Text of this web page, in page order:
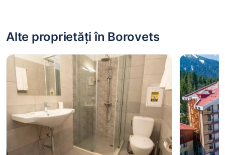
Alte proprietăți în Borovets